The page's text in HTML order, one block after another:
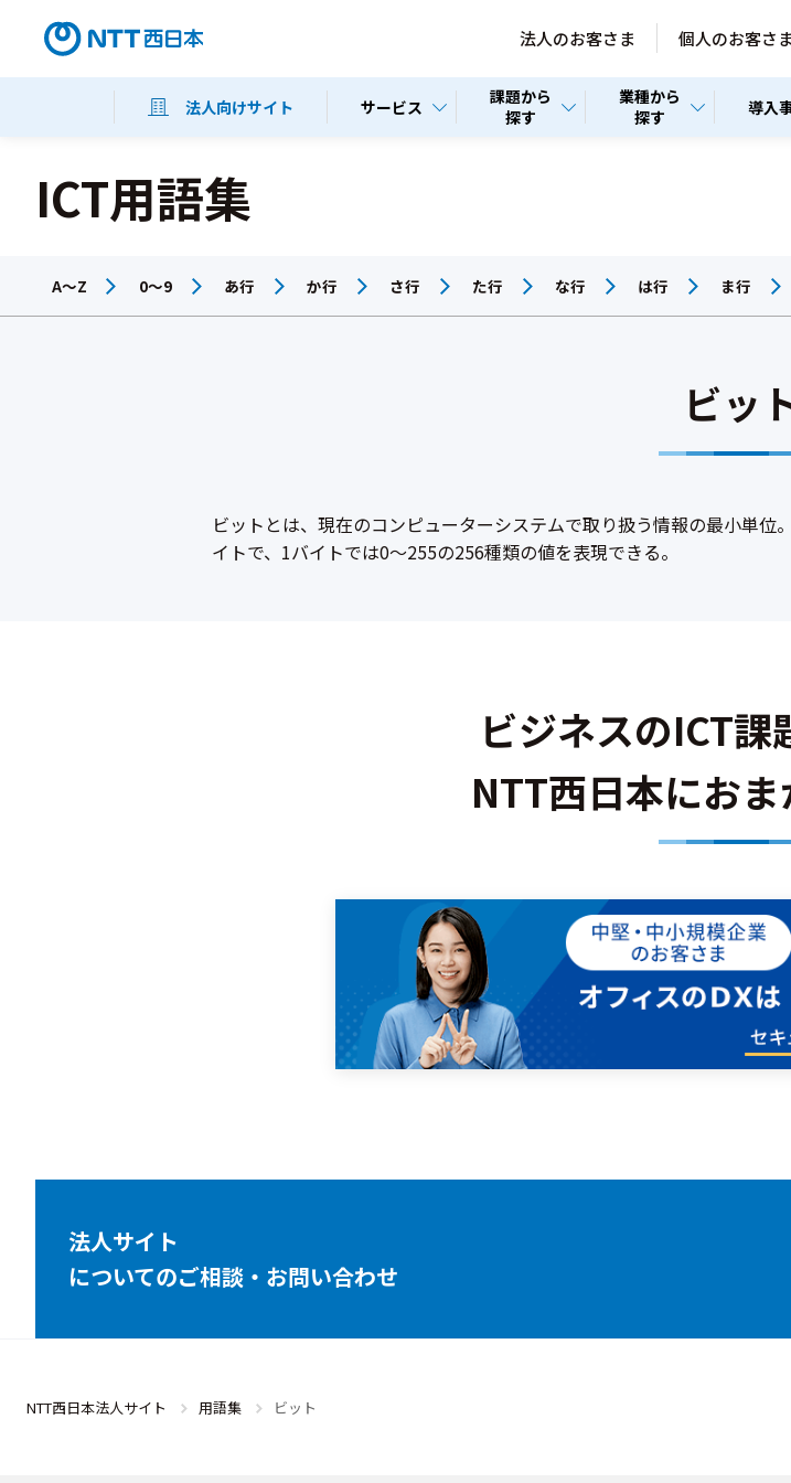
法人のお客さま 個人のお客さま
法人向けサイト サービス
課題から
探す
業種から
探す
導入
ICT用語集
A～Z 0～9 あ行 か行 さ行 た行 な行 は行 ま行
ビッ
ビットとは、現在のコンピューターシステムで取り扱う情報の最小単
イトで、1バイトでは0～255の256種類の値を表現できる。
ビジネスのICT課
NTT西日本にお
法人サイト
についてのご相談・お問い合わせ
NTT西日本法人サイト 用語集 ビット